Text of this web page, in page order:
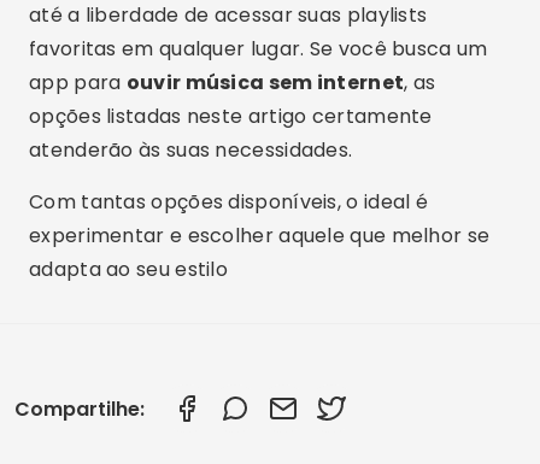
até a liberdade de acessar suas playlists
favoritas em qualquer lugar. Se você busca um
app para ouvir música sem internet, as
opções listadas neste artigo certamente
atenderão às suas necessidades.
Com tantas opções disponíveis, o ideal é
experimentar e escolher aquele que melhor se
adapta ao seu estilo
Compartilhe: